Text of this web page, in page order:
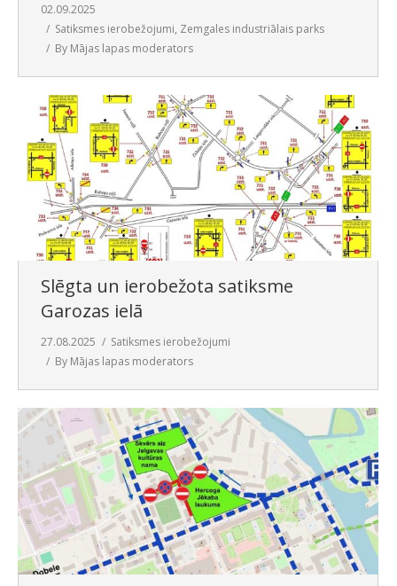
02.09.2025
Satiksmes ierobežojumi, Zemgales industriālais parks
By Mājas lapas moderators
Slēgta un ierobežota satiksme
Garozas ielā
27.08.2025
Satiksmes ierobežojumi
By Mājas lapas moderators